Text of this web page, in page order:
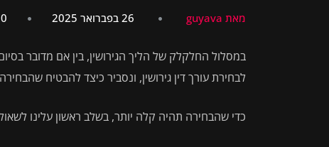
מאת guyava 26 בפברואר 2025 0
במסלול החלקלק של הליך הגירושין, בין אם מדובר
לבחירת עורך דין גירושין, ונסביר כיצד להבטיח
כדי שהבחירה תהיה קלה יותר, בשלב ראשון עלינו